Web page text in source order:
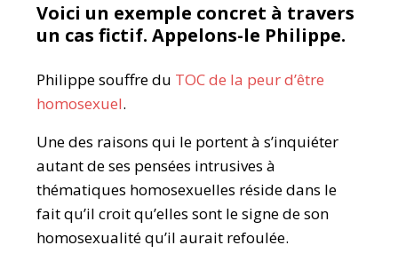
Voici un exemple concret à travers
un cas fictif. Appelons-le Philippe.
Philippe souffre du TOC de la peur d’être
homosexuel.
Une des raisons qui le portent à s’inquiéter
autant de ses pensées intrusives à
thématiques homosexuelles réside dans le
fait qu’il croit qu’elles sont le signe de son
homosexualité qu’il aurait refoulée.